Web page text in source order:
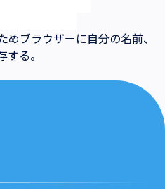
ブラウザーに自分の名前、
る。